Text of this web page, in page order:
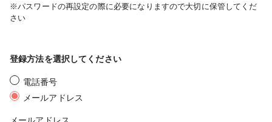
※パスワードの再設定の際に必要になりますので大切に保管してくだ
さい
登録方法を選択してください
電話番号
メールアドレス
メールアドレス